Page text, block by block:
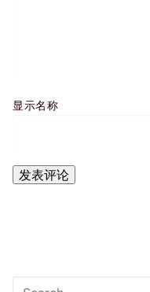
显示名称
Search